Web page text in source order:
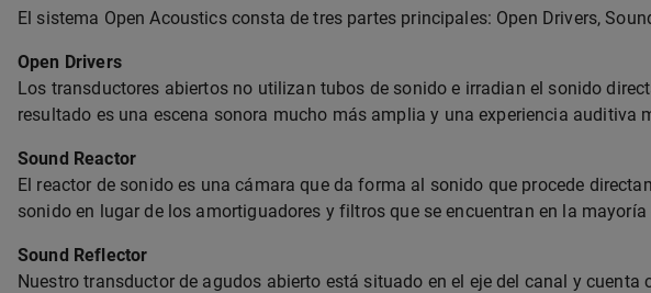
El sistema Open Acoustics consta de tres partes principales: Open Drivers,
Open Drivers
Los transductores abiertos no utilizan tubos de sonido e irradian el sonido
resultado es una escena sonora mucho más amplia y una experiencia auditiva
Sound Reactor
El reactor de sonido es una cámara que da forma al sonido que procede
sonido en lugar de los amortiguadores y filtros que se encuentran en la
Sound Reflector
Nuestro transductor de agudos abierto está situado en el eje del canal y